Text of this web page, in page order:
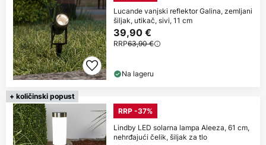
Lucande vanjski reflektor Galina, zemljani
šiljak, utikač, sivi, 11 cm
39,90 €
RRP63,90 €
Na lageru
+ količinski popust
RRP -37%
Lindby LED solarna lampa Aleeza, 61 cm,
nehrđajući čelik, šiljak za tlo